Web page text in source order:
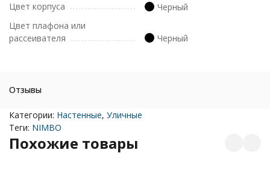
Цвет корпуса
Черный
Цвет плафона или
рассеивателя
Черный
Отзывы
Категории: Настенные, Уличные
Теги: NIMBO
Похожие товары